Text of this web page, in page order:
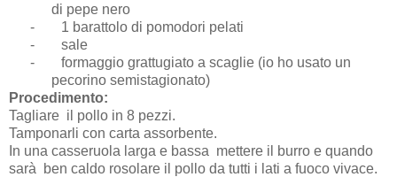
di pepe nero
-
1 barattolo di pomodori pelati
-
sale
-
formaggio grattugiato a scaglie (io ho usato un
pecorino semistagionato)
Procedimento:
Tagliare il pollo in 8 pezzi.
Tamponarli con carta assorbente.
In una casseruola larga e bassa mettere il burro e quando
sarà ben caldo rosolare il pollo da tutti i lati a fuoco vivace.